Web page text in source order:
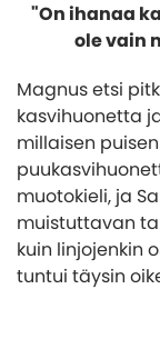
"On ihanaa
ole vain
Magnus etsi
kasvihuonetta
millaisen
muotokieli, ja
muistuttavan
kuin linjojenkin
tuntui täysin